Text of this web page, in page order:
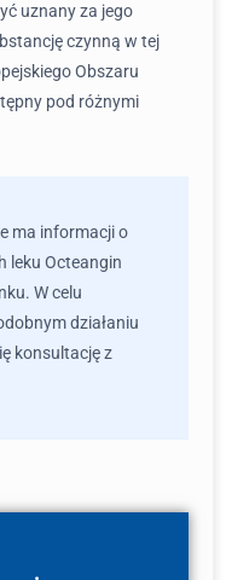
uznany za jego
czynną w tej
Obszaru
pod różnymi
ma informacji o
leku Octeangin
W celu
działaniu
konsultację z